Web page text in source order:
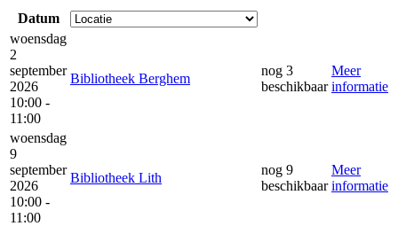
Datum
woensdag
2
september
2026
10:00 -
11:00
Bibliotheek Berghem
nog 3
beschikbaar
Meer
informatie
woensdag
9
september
2026
10:00 -
11:00
Bibliotheek Lith
nog 9
beschikbaar
Meer
informatie